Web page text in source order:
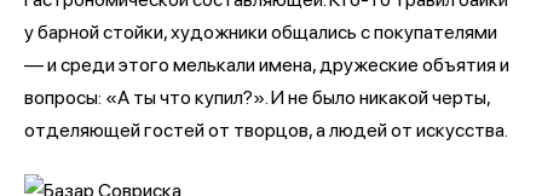
у барной стойки, художники общались с покупателями
— и среди этого мелькали имена, дружеские объятия и
вопросы: «А ты что купил?». И не было никакой черты,
отделяющей гостей от творцов, а людей от искусства.